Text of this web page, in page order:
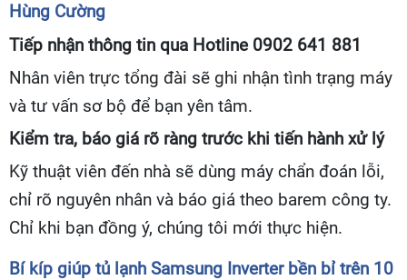
Hùng Cường
Tiếp nhận thông tin qua Hotline 0902 641 881
Nhân viên trực tổng đài sẽ ghi nhận tình trạng máy
và tư vấn sơ bộ để bạn yên tâm.
Kiểm tra, báo giá rõ ràng trước khi tiến hành xử lý
Kỹ thuật viên đến nhà sẽ dùng máy chẩn đoán lỗi,
chỉ rõ nguyên nhân và báo giá theo barem công ty.
Chỉ khi bạn đồng ý, chúng tôi mới thực hiện.
Bí kíp giúp tủ lạnh Samsung Inverter bền bỉ trên 10